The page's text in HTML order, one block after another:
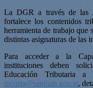
La DGR a través de las
fortalece los contenidos
herramienta de trabajo que
distintas asignaturas de las
Para acceder a la
instituciones deben
Educación Tributaria
mcoria@sanjuan.gov.ar,